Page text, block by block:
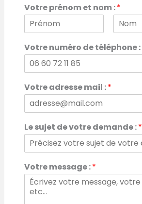
Votre prénom et nom :*
P
r
é
m
N
o
m
Votre numéro de téléphone :
V
o
r
:
Votre adresse mail :*
Le sujet de votre demande :*
Votre message :*